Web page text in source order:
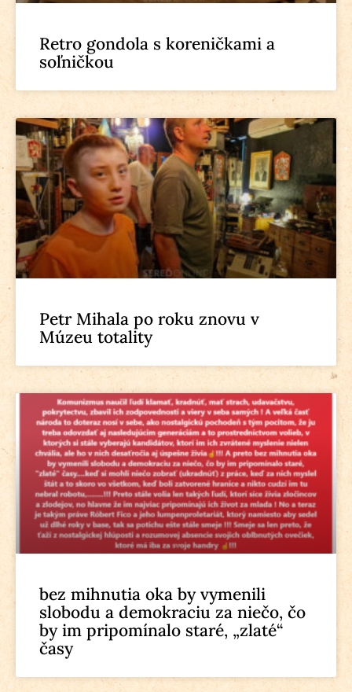
Retro gondola s koreničkami a
soľničkou
Petr Mihala po roku znovu v
Múzeu totality
bez mihnutia oka by vymenili
slobodu a demokraciu za niečo, čo
by im pripomínalo staré, „zlaté“
časy